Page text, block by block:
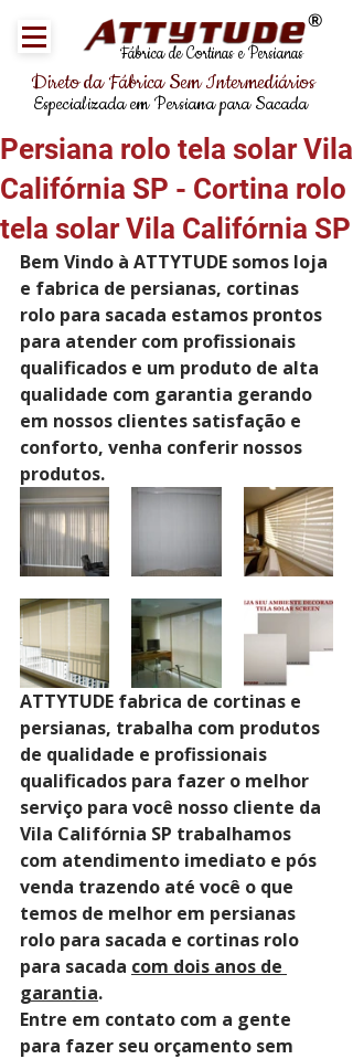
Fábrica de Cortinas e Persianas
®
Direto da Fábrica Sem Intermediários
Especializada em Persiana para Sacada
Persiana rolo tela solar Vila
Califórnia SP - Cortina rolo
tela solar Vila Califórnia SP
Bem Vindo à ATTYTUDE somos loja
e fabrica de persianas, cortinas
rolo para sacada estamos prontos
para atender com profissionais
qualificados e um produto de alta
qualidade com garantia gerando
em nossos clientes satisfação e
conforto, venha conferir nossos
produtos.
ATTYTUDE fabrica de cortinas e
persianas, trabalha com produtos
de qualidade e profissionais
qualificados para fazer o melhor
serviço para você nosso cliente da
Vila Califórnia SP trabalhamos
com atendimento imediato e pós
venda trazendo até você o que
temos de melhor em persianas
rolo para sacada e cortinas rolo
para sacada com dois anos de
garantia.
Entre em contato com a gente
para fazer seu orçamento sem